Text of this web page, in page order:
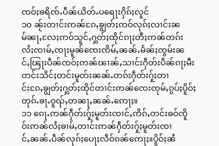
ၸဝ်ႈၶရိၸ်ႉပဵၼ်ယိတ်ႉပရေႃးႁိၵ်ႈလူင်
၁၀ ၼႂ်းတၢင်းဢၼ်ၵႄႇၶျွတ်ႈဢဝ်လုၵ်ႈလၢင်းၼ
မ်ၼႃႇလႄႈဢဝ်သူင်ႇႁွတ်ႈထိုင်ၵႃႈတီႈဢၼ်တၵ်း
လႆႈၸၢမ်ႇၸႃးမူၼ်ၸေးၸိမ်ႇၼၼ်ႉမႅၼ်ႈၸွမ်းၼ
င်ႇၽြႃးပဵၼ်ၸဝ်ႈဢၼ်ၽၢၼ်ႇသၢင်းႁဵတ်းပဵၼ်ၵႃႈမီး
တင်းသိင်ႈတင်းမူတ်းၼၼ်ႉတၵ်းႁဵတ်းႁႂ်ႈတၢ
င်းၵႄႇၶျွတ်ႈႁွတ်ႈထိုင်တၢင်းဢၼ်ၸေးၸုမ်ႇၵွပ်ႈပိူဝ်ႈ
တုၵ်ႉၶႃႉဝူၺ်ႇတၼႃႇၼၼ်ႉဢေႃႈ။
၁၁ ၵေႃႉဢၼ်ႁဵတ်းႁႂ်ႈမူတ်းၸၢင်ႇဢိၵ်ႇတင်းၶဝ်ၸိူ
ဝ်းဢၼ်လႆႈၶၢမ်ႇတၢင်းဢၼ်ႁဵတ်းႁႂ်ႈမူတ်းၸၢ
င်ႇၼၼ်ႉပဵၼ်လုၵ်ႈပေႃႈလဵဝ်ၵၼ်ဢေႃႈ။ပိူဝ်ႈၼႆ